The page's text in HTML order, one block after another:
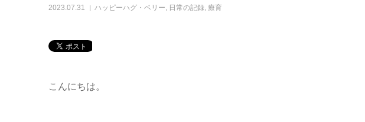
2023.07.31 ハッピーハグ・ベリー, 日常の記録, 療育
こんにちは。